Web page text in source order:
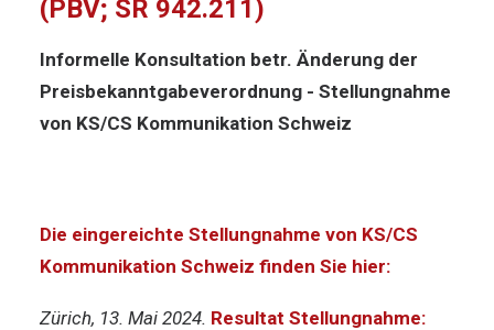
(PBV; SR 942.211)
Informelle Konsultation betr. Änderung der
Preisbekanntgabeverordnung - Stellungnahme
von KS/CS Kommunikation Schweiz
Die eingereichte Stellungnahme von KS/CS
Kommunikation Schweiz finden Sie hier:
Zürich, 13. Mai 2024. Resultat Stellungnahme: